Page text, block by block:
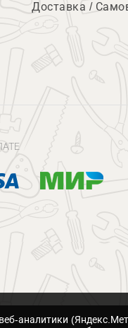
Доставка /
аналитики